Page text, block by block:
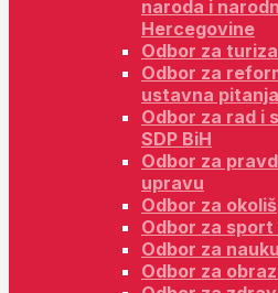
naroda i
Hercegovine
Odbor za
Odbor za
ustavna pitanja
Odbor za rad i
SDP BiH
Odbor za
upravu
Odbor za okoliš
Odbor za
Odbor za
Odbor za